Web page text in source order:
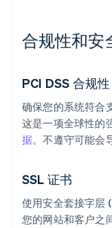
合规性和安
PCI DSS 合规性
确保您的系统符合
这是一项全球性的
据。不遵守可能会
SSL 证书
使用安全套接字层
您的网站和客户之